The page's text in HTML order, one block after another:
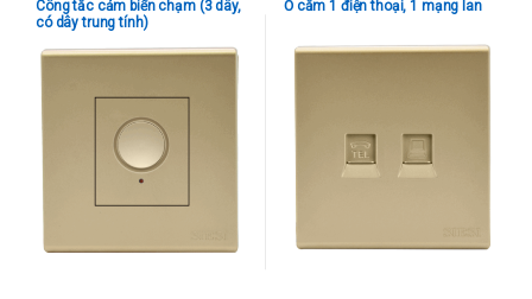
Công tắc cảm biến chạm (3 dây,
có dây trung tính)
Ổ cắm 1 điện thoại, 1 mạng lan